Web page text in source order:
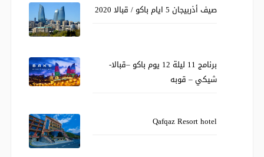
صيف أذربيجان 5 ايام باكو / قبالا 2020
برنامج 11 ليلة 12 يوم باكو –قبالا-
شيكي – قوبه
Qafqaz Resort hotel